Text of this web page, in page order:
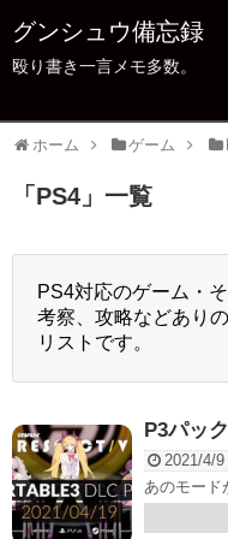
グンシュウ備忘録
殴り書き一言メモ多数。
ホーム ゲーム
「 PS4 」 一覧
PS4対応のゲーム・
考察、攻略などあり
リストです。
P3パッ
2021/4/9
あのモード